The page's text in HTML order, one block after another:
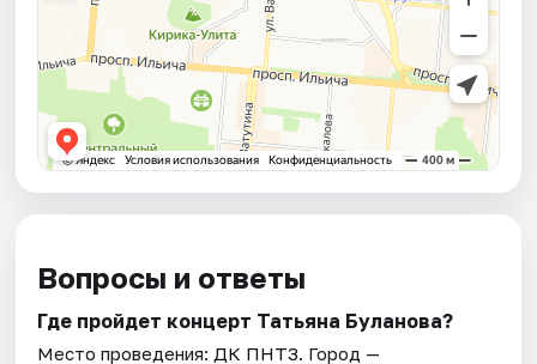
Вопросы и ответы
Где пройдет концерт Татьяна Буланова?
Место проведения: ДК ПНТЗ. Город —